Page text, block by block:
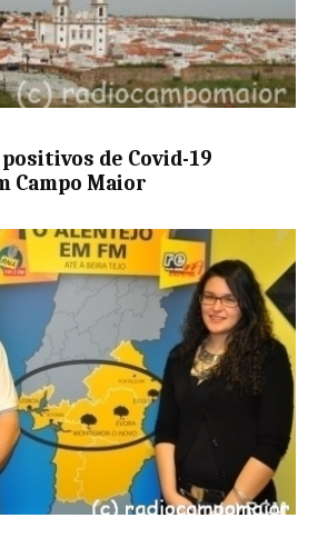
de Covid-19
Campo Maior